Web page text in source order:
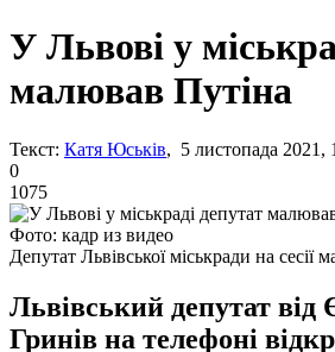
У Львові у
малював Путіна
Текст: Катя Юськів, 5 листопада 2021,
0
1075
Фото: кадр из видео
Депутат Львівської міськради на сесії
Львівський депутат
Гринів на телефоні